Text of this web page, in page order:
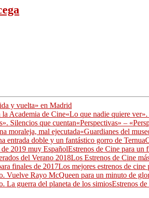
y vuelta» en Madrid
«Lo que nadie quiere
«Perspectivas» –
«Guardianes del
Estrenos de Cine para un
Los Estrenos de Cine
Los mejores estrenos de cine
Estrenos